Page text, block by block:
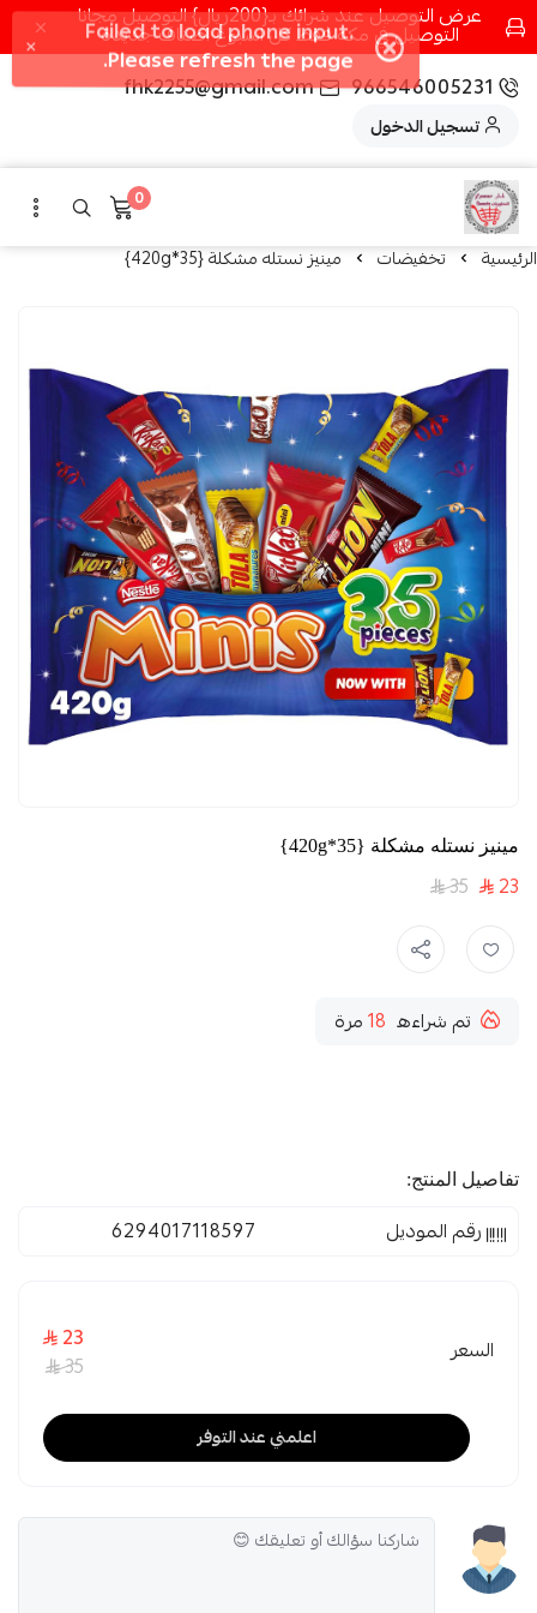
عرض التوصيل عند شرائك بـ{200ريال} التوصيل مجانا
التوصيل في مكه فقط كل اسبوع اصناف جديدة
966546005231
fhk2255@gmail.com
تسجيل الدخول
0
الرئيسية تخفيضات مينيز نستله مشكلة {35*420g}
مينيز نستله مشكلة {35*420g}
23
35
تم شراءه 18مرة
تفاصيل المنتج:
رقم الموديل 6294017118597
السعر
23
35
اعلمني عند التوفر